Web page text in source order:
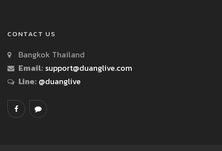
CONTACT US
Bangkok Thailand
Email: support@duanglive.com
Line: @duanglive